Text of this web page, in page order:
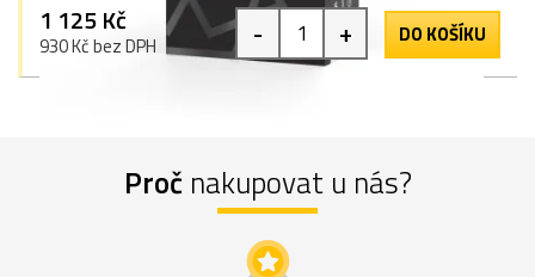
1 125 Kč
930 Kč bez DPH - + DO KOŠÍKU
Proč nakupovat u nás?